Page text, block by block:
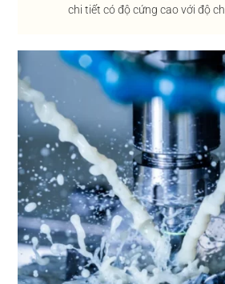
chi tiết có độ cứng cao với độ